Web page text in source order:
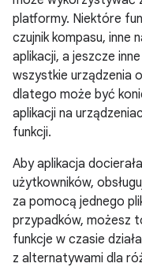
platformy. Niektóre
czujnik kompasu, inne
aplikacji, a jeszcze
wszystkie urządzenia
dlatego może być
aplikacji na
funkcji.
Aby aplikacja
użytkowników,
za pomocą jednego
przypadków, możesz
funkcje w czasie
z alternatywami dla